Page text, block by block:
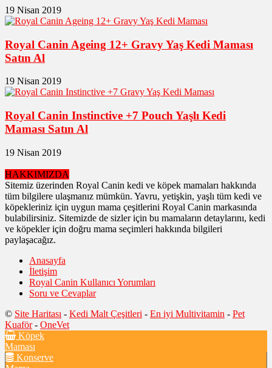
19 Nisan 2019
Royal Canin Ageing 12+ Gravy Yaş Kedi Maması
Satın Al
19 Nisan 2019
Royal Canin Instinctive +7 Pouch Yaşlı Kedi
Maması Satın Al
19 Nisan 2019
HAKKIMIZDA
Sitemiz üzerinden Royal Canin kedi ve köpek mamaları hakkında
tüm bilgilere ulaşmanız mümkün. Yavru, yetişkin, yaşlı tüm kedi ve
köpekleriniz için uygun mama çeşitlerini Royal Canin markasında
bulabilirsiniz. Sitemizde de sizler için bu mamaların detaylarını, kedi
ve köpekler için doğru mama seçimleri hakkında bilgileri
paylaşacağız.
Anasayfa
İletişim
Royal Canin Kullanıcı Yorumları
Soru ve Cevaplar
© Site Haritası - Kedi Malt Çeşitleri - En iyi Multivitamin - Pet
Kuaför- OneVet
Köpek
Maması
Konserve